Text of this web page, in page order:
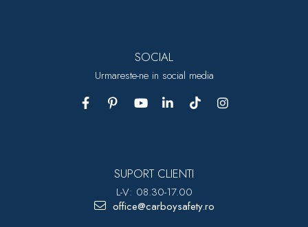
SOCIAL
Urmareste-ne in social media
SUPORT CLIENTI
L-V: 08.30-17.00
office@carboysafety.ro